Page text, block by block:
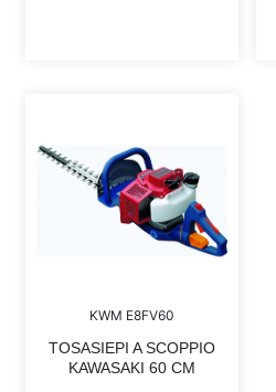
KWM E8FV60
TOSASIEPI A SCOPPIO
KAWASAKI 60 CM